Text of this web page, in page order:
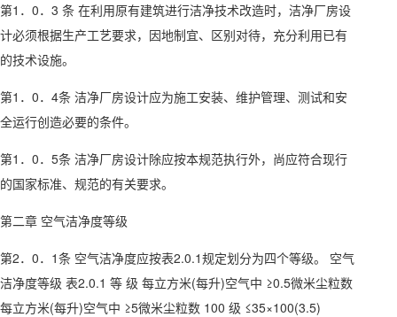
第1．0．3 条 在利用原有建筑进行洁净技术改造时，洁净厂房设
计必须根据生产工艺要求，因地制宜、区别对待，充分利用已有
的技术设施。
第1．0．4条 洁净厂房设计应为施工安装、维护管理、测试和安
全运行创造必要的条件。
第1．0．5条 洁净厂房设计除应按本规范执行外，尚应符合现行
的国家标准、规范的有关要求。
第二章 空气洁净度等级
第2．0．1条 空气洁净度应按表2.0.1规定划分为四个等级。 空气
洁净度等级 表2.0.1 等 级 每立方米(每升)空气中 ≥0.5微米尘粒数
每立方米(每升)空气中 ≥5微米尘粒数 100 级 ≤35×100(3.5)